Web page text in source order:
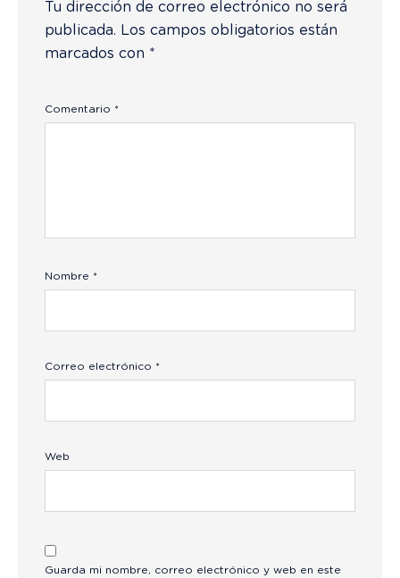
Tu dirección de correo electrónico no será
publicada. Los campos obligatorios están
marcados con *
Comentario *
Nombre *
Correo electrónico *
Web
Guarda mi nombre, correo electrónico y web en este